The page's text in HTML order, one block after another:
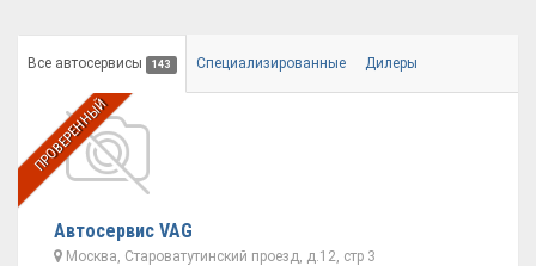
Все автосервисы 143 Специализированные Дилеры
ПРОВЕРЕННЫЙ
Автосервис VAG
Москва, Староватутинский проезд, д.12, стр 3